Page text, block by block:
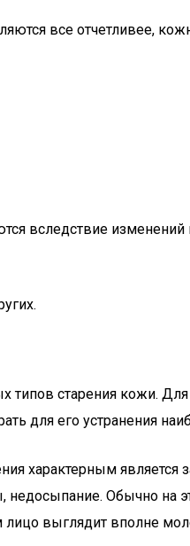
все отчетливее,
вследствие изменений
старения кожи.
для его устранения
характерным
недосыпание. Обычно
выглядит вполне